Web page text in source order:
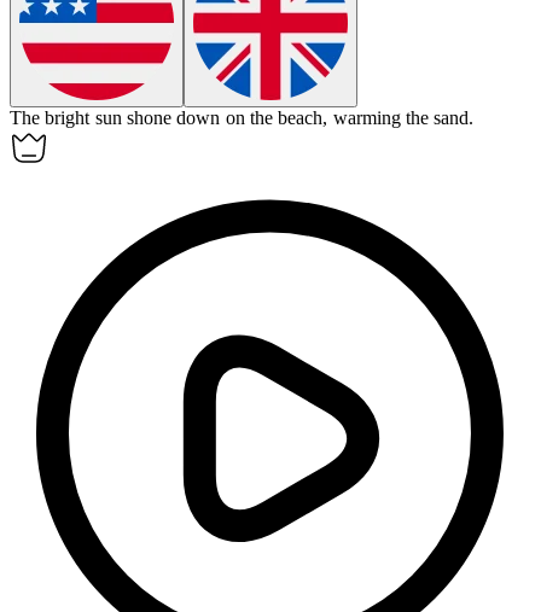
Thebright sun shone down on the beach, warming the sand.